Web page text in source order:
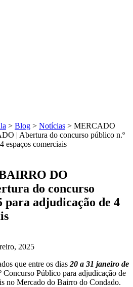
> Blog > Notícias > MERCADO
| Abertura do concurso público n.º
espaços comerciais
DO
do concurso
para adjudicação de 4
2025
que entre os dias 20 a 31 janeiro de
Concurso Público para adjudicação de
no Mercado do Bairro do Condado.